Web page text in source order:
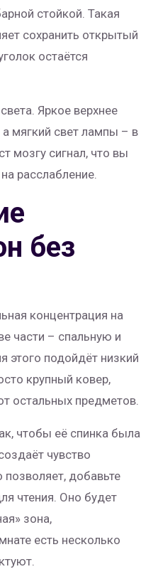
стойкой. Такая
сохранить открытый
остаётся
Яркое верхнее
мягкий свет лампы – в
мозгу сигнал, что вы
расслабление.
без
концентрация на
части – спальную и
подойдёт низкий
крупный ковер,
остальных предметов.
чтобы её спинка была
чувство
добавьте
чтения. Оно будет
зона,
есть несколько